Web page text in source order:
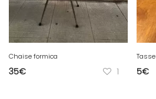
Chaise formica
35€ 1
Tasse
5€